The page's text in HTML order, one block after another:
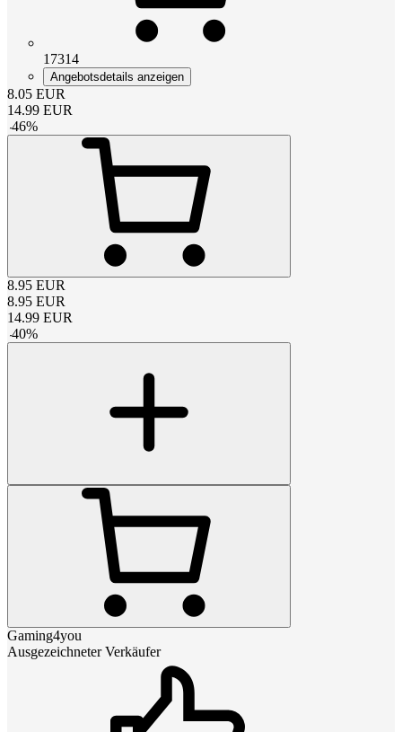
17314
Angebotsdetails anzeigen
8.05 EUR
14.99 EUR
-46%
8.95 EUR
8.95 EUR
14.99 EUR
-40%
Gaming4you
Ausgezeichneter Verkäufer